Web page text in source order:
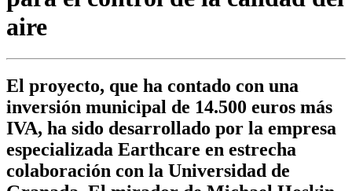
aire
El proyecto, que ha contado con una
inversión municipal de 14.500 euros más
IVA, ha sido desarrollado por la empresa
especializada Earthcare en estrecha
colaboración con la Universidad de